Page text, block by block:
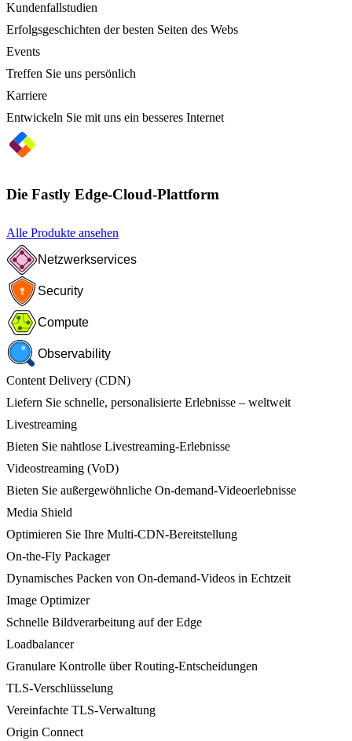
Kundenfallstudien
Erfolgsgeschichten der besten Seiten des Webs
Events
Treffen Sie uns persönlich
Karriere
Entwickeln Sie mit uns ein besseres Internet
Die Fastly Edge-Cloud-Plattform
Alle Produkte ansehen
Netzwerkservices
Security
Compute
Observability
Content Delivery (CDN)
Liefern Sie schnelle, personalisierte Erlebnisse – weltweit
Livestreaming
Bieten Sie nahtlose Livestreaming-Erlebnisse
Videostreaming (VoD)
Bieten Sie außergewöhnliche On-demand-Videoerlebnisse
Media Shield
Optimieren Sie Ihre Multi-CDN-Bereitstellung
On-the-Fly Packager
Dynamisches Packen von On-demand-Videos in Echtzeit
Image Optimizer
Schnelle Bildverarbeitung auf der Edge
Loadbalancer
Granulare Kontrolle über Routing-Entscheidungen
TLS-Verschlüsselung
Vereinfachte TLS-Verwaltung
Origin Connect